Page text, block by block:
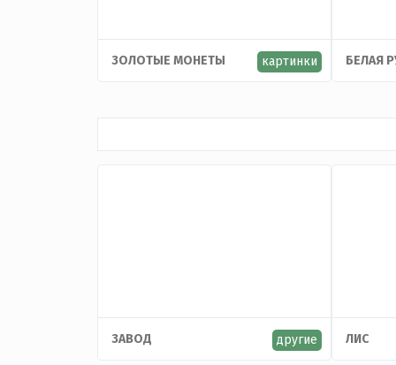
ЗОЛОТЫЕ МОНЕТЫ картинки БЕЛАЯ
ЗАВОД другие ЛИС